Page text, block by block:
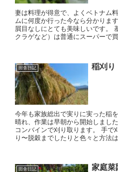
妻は料理が得意で、よくベトナム
ムに何度か行った今なら分かりま
屓目なしにとても美味しいです。
クラゲなど）は普通にスーパーで
田舎日記 稲刈り
今年も家族総出で実りに実った稲
晴れ、作業は早朝から開始しまし
コンバインで刈り取ります。 手で
り〜脱穀までしたりと色々と方法
田舎日記 家庭菜